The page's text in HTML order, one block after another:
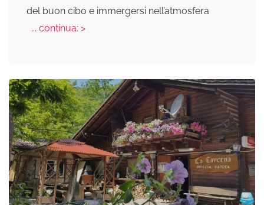
del buon cibo e immergersi nell’atmosfera
... continua: >